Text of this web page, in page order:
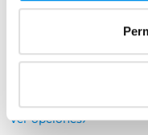
Plata brillo, Frontal (1 fijo + 2
319,40€
Ver opciones›